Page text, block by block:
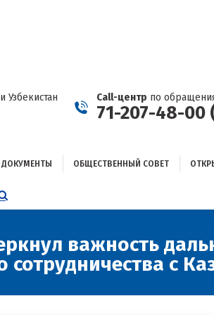
Узбекистан Call-центр по
71-207-48-00
ДОКУМЕНТЫ ОБЩЕСТВЕННЫЙ СОВЕТ
важность
с